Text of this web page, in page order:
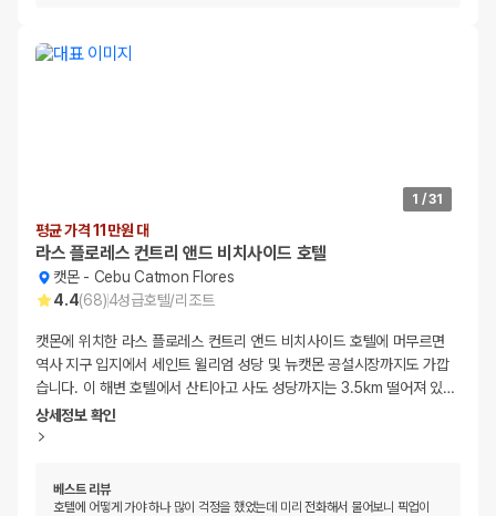
1 /31
평균 가격 11만원 대
라스 플로레스 컨트리 앤드 비치사이드 호텔
캣몬- Cebu Catmon Flores
4.4(68)4성급호텔/리조트
캣몬에 위치한 라스 플로레스 컨트리 앤드 비치사이드 호텔에 머무르면
역사 지구 입지에서 세인트 윌리엄 성당 및 뉴캣몬 공설시장까지도 가깝
습니다. 이 해변 호텔에서 산티아고 사도 성당까지는 3.5km 떨어져 있…
상세정보 확인
베스트 리뷰
호텔에 어떻게 가야 하나 많이 걱정을 했었는데 미리 전화해서 물어보니 픽업이